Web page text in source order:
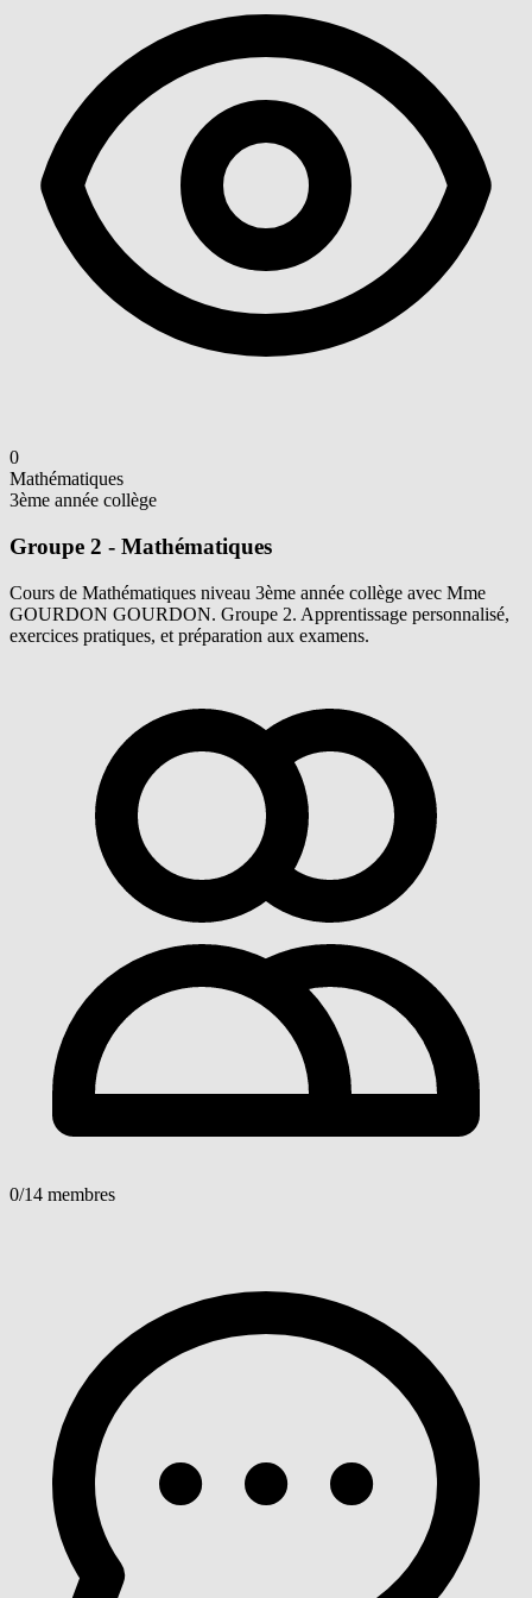
0
Mathématiques
3ème année collège
Groupe 2 - Mathématiques
Cours de Mathématiques niveau 3ème année collège avec Mme
GOURDON GOURDON. Groupe 2. Apprentissage personnalisé,
exercices pratiques, et préparation aux examens.
0/14 membres